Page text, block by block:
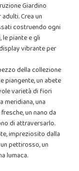
Giardino
Crea un
costruendo ogni
piante e gli
vibrante per
della collezione
piangente, un abete
varietà di fiori
meridiana, una
un nano da
di attraversarlo.
impreziosito dalla
pettirosso, un
lumaca.